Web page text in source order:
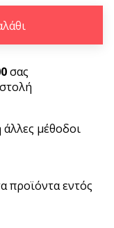
σας
μέθοδοι
προϊόντα εντός